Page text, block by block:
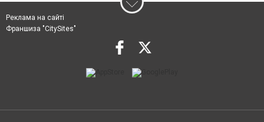
Реклама на сайті
Франшиза "CitySites"